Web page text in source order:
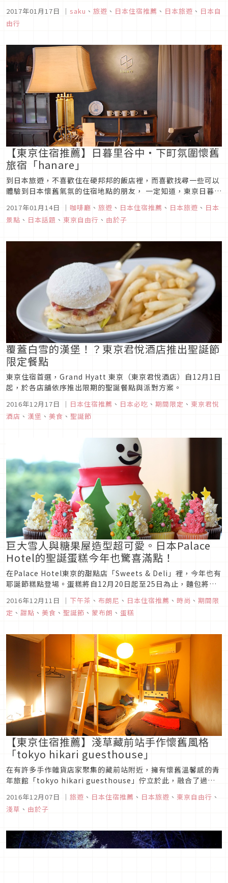
它是第一間不是由「人類」，而是由「機器人」來服務客人的飯
店。
2017年01月17日 ｜ saku 、 旅遊 、 日本住宿推薦 、 日本旅遊 、 日本自
由行
【東京住宿推薦】​​日暮里谷中・下町氛圍懷舊
旅宿「hanare」
到日本旅遊，不喜歡住在硬邦邦的飯店裡，而喜歡找尋一些可以
體驗到日本懷舊氣氛的住宿地點的朋友， 一定知道，東京日暮里
這之中有一間獨特的旅館「hanare」，翻修自有50年歷史的木
造民宅，擁有咖啡廳、展覽空間、旅館的複合式空間在寧靜街角
2017年01月14日 ｜ 咖啡廳 、 旅遊 、 日本住宿推薦 、 日本旅遊 、 日本
景點 、 日本話題 、 東京自由行 、 由於子
覆蓋白雪的漢堡！？東京君悅酒店推出聖誕節
限定餐點
東京住宿首選，Grand Hyatt 東京（東京君悅酒店）自12月1日
起，於各店舖依序推出限期的聖誕餐點與派對方案。
2016年12月17日 ｜ 日本住宿推薦 、 日本必吃 、 期間限定 、 東京君悅
酒店 、 漢堡 、 美食 、 聖誕節
巨大雪人與糖果屋造型超可愛。日本Palace
Hotel的聖誕蛋糕今年也驚喜滿點！
在Palace Hotel東京的甜點店「Sweets & Deli」裡，今年也有
耶誕節糕點登場。蛋糕將自12月20日起至25日為止，麵包將自
12月1日起至25日為止，進行限期販售。
2016年12月11日 ｜ 下午茶 、 布朗尼 、 日本住宿推薦 、 時尚 、 期間限
定 、 甜點 、 美食 、 聖誕節 、 蒙布朗 、 蛋糕
【東京住宿推薦】淺草藏前站手作懷舊風格
「tokyo hikari guesthouse」
在有許多手作雜貨店家聚集的藏前站附近，擁有懷舊溫馨感的青
年旅館「tokyo hikari guesthouse」佇立於此，融合了過去
旅館呢！
2016年12月07日 ｜ 旅遊 、 日本住宿推薦 、 日本旅遊 、 東京自由行 、
淺草 、 由於子